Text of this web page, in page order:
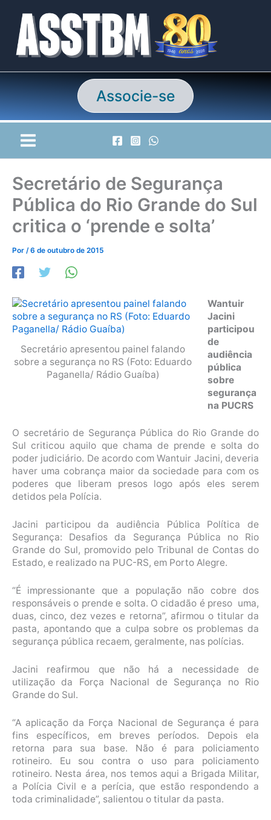
conteúdo
Associe-se
Secretário de Segurança
Pública do Rio Grande do Sul
critica o ‘prende e solta’
Por /6 de outubro de 2015
Secretário apresentou painel falando
sobre a segurança no RS (Foto: Eduardo
Paganella/ Rádio Guaíba)
Wantuir
Jacini
participou
de
audiência
pública
sobre
segurança
na PUCRS
O secretário de Segurança Pública do Rio Grande do
Sul criticou aquilo que chama de prende e solta do
poder judiciário. De acordo com Wantuir Jacini, deveria
haver uma cobrança maior da sociedade para com os
poderes que liberam presos logo após eles serem
detidos pela Polícia.
Jacini participou da audiência Pública Política de
Segurança: Desafios da Segurança Pública no Rio
Grande do Sul, promovido pelo Tribunal de Contas do
Estado, e realizado na PUC-RS, em Porto Alegre.
“É impressionante que a população não cobre dos
responsáveis o prende e solta. O cidadão é preso uma,
duas, cinco, dez vezes e retorna”, afirmou o titular da
pasta, apontando que a culpa sobre os problemas da
segurança pública recaem, geralmente, nas polícias.
Jacini reafirmou que não há a necessidade de
utilização da Força Nacional de Segurança no Rio
Grande do Sul.
“A aplicação da Força Nacional de Segurança é para
fins específicos, em breves períodos. Depois ela
retorna para sua base. Não é para policiamento
rotineiro. Eu sou contra o uso para policiamento
rotineiro. Nesta área, nos temos aqui a Brigada Militar,
a Polícia Civil e a perícia, que estão respondendo a
toda criminalidade”, salientou o titular da pasta.